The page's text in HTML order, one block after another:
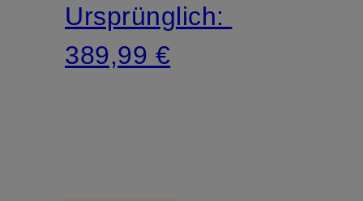
Ursprünglich:
389,99 €